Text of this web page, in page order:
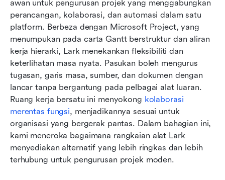
awan untuk pengurusan projek yang menggabungkan
perancangan, kolaborasi, dan automasi dalam satu
platform. Berbeza dengan Microsoft Project, yang
menumpukan pada carta Gantt berstruktur dan aliran
kerja hierarki, Lark menekankan fleksibiliti dan
keterlihatan masa nyata. Pasukan boleh mengurus
tugasan, garis masa, sumber, dan dokumen dengan
lancar tanpa bergantung pada pelbagai alat luaran.
Ruang kerja bersatu ini menyokong kolaborasi
merentas fungsi, menjadikannya sesuai untuk
organisasi yang bergerak pantas. Dalam bahagian ini,
kami meneroka bagaimana rangkaian alat Lark
menyediakan alternatif yang lebih ringkas dan lebih
terhubung untuk pengurusan projek moden.